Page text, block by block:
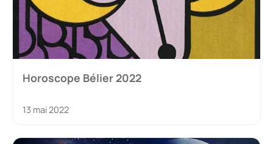
Horoscope Bélier 2022
13 mai 2022